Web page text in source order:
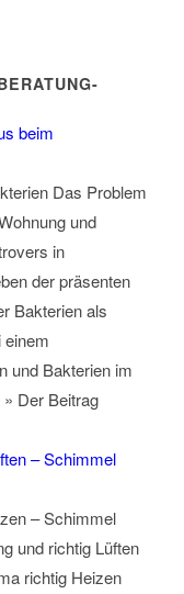
beim
Das Problem
und
in
der präsenten
Bakterien als
und Bakterien im
Der Beitrag
– Schimmel
– Schimmel
und richtig Lüften
richtig Heizen